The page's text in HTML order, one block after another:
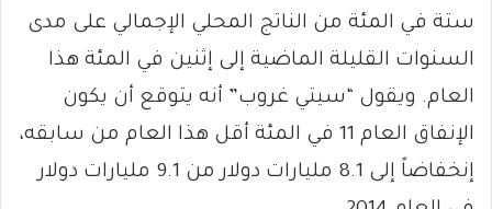
ستة في المئة من الناتج المحلي الإجمالي على مدى
السنوات القليلة الماضية إلى إثنين في المئة هذا
العام. ويقول “سيتي غروب” أنه يتوقع أن يكون
الإنفاق العام 11 في المئة أقل هذا العام من سابقه،
إنخفاضاً إلى 8.1 مليارات دولار من 9.1 مليارات دولار